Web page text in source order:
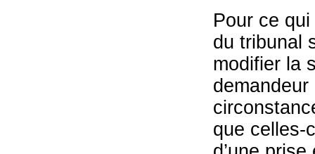
Pour ce
du tribunal
modifier la
que celles-